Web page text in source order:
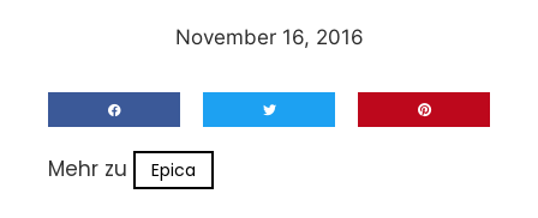
November 16, 2016
Mehr zu Epica